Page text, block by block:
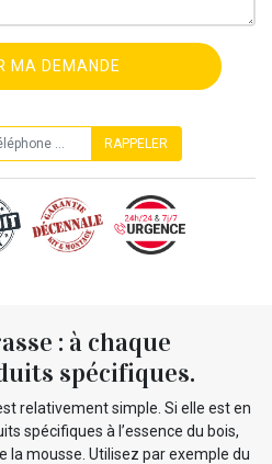
: à chaque
spécifiques.
relativement simple. Si elle est en
spécifiques à l’essence du bois,
la mousse. Utilisez par exemple du